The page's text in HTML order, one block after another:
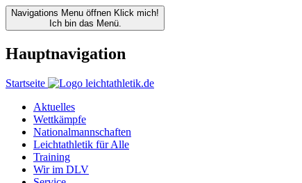
Navigations Menu öffnen Klick mich!
Ich bin das Menü.
Hauptnavigation
Startseite
Aktuelles
Wettkämpfe
Nationalmannschaften
Leichtathletik für Alle
Training
Wir im DLV